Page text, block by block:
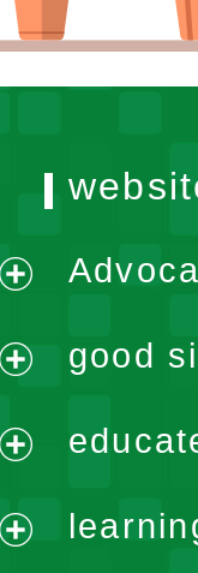
menu
menu
menu
good